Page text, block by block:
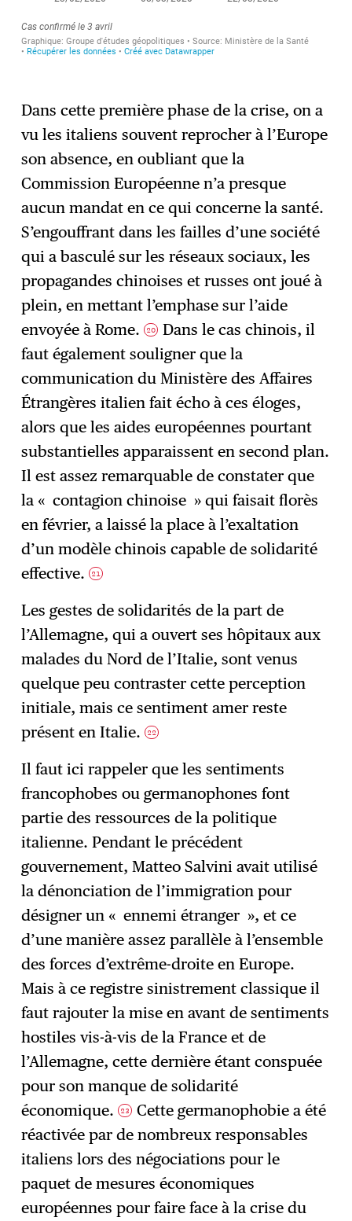
Dans cette première phase de la crise, on a
vu les italiens souvent reprocher à l’Europe
son absence, en oubliant que la
Commission Européenne n’a presque
aucun mandat en ce qui concerne la santé.
S’engouffrant dans les failles d’une société
qui a basculé sur les réseaux sociaux, les
propagandes chinoises et russes ont joué à
plein, en mettant l’emphase sur l’aide
envoyée à Rome.20 Dans le cas chinois, il
faut également souligner que la
communication du Ministère des Affaires
Étrangères italien fait écho à ces éloges,
alors que les aides européennes pourtant
substantielles apparaissent en second plan.
Il est assez remarquable de constater que
la « contagion chinoise » qui faisait florès
en février, a laissé la place à l’exaltation
d’un modèle chinois capable de solidarité
effective.21
Les gestes de solidarités de la part de
l’Allemagne, qui a ouvert ses hôpitaux aux
malades du Nord de l’Italie, sont venus
quelque peu contraster cette perception
initiale, mais ce sentiment amer reste
présent en Italie.22
Il faut ici rappeler que les sentiments
francophobes ou germanophones font
partie des ressources de la politique
italienne. Pendant le précédent
gouvernement, Matteo Salvini avait utilisé
la dénonciation de l’immigration pour
désigner un « ennemi étranger », et ce
d’une manière assez parallèle à l’ensemble
des forces d’extrême-droite en Europe.
Mais à ce registre sinistrement classique il
faut rajouter la mise en avant de sentiments
hostiles vis-à-vis de la France et de
l’Allemagne, cette dernière étant conspuée
pour son manque de solidarité
économique.23 Cette germanophobie a été
réactivée par de nombreux responsables
italiens lors des négociations pour le
paquet de mesures économiques
européennes pour faire face à la crise du